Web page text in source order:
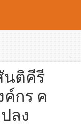
นติคีรี
กร ค
ลง